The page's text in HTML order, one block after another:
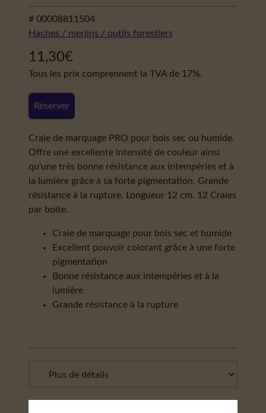
# 00008811504
Haches / merlins / outils forestiers
11,30€
Tous les prix comprennent la TVA de 17%.
Réserver
Craie de marquage PRO pour bois sec ou humide.
Offre une excellente intensité de couleur ainsi
qu'une très bonne résistance aux intempéries et à
la lumière grâce à sa forte pigmentation. Grande
résistance à la rupture. Longueur 12 cm. 12 Craies
par boîte.
Craie de marquage pour bois sec et humide
Excellent pouvoir colorant grâce à une forte
pigmentation
Bonne résistance aux intempéries et à la
lumière
Grande résistance à la rupture